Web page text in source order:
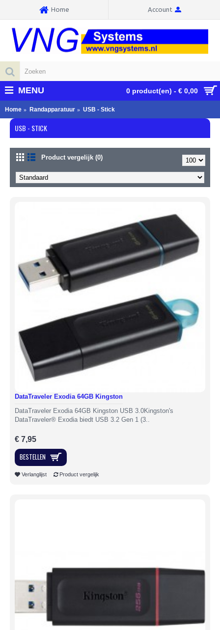
Home Account
0 product(en) - € 0,00
MENU
Home Randapparatuur USB - Stick
USB - STICK
Product vergelijk (0)
DataTraveler Exodia 64GB Kingston
DataTraveler Exodia 64GB Kingston USB 3.0Kingston's
DataTraveler® Exodia biedt USB 3.2 Gen 1 (3..
€ 7,95
BESTELLEN
Verlanglijst Product vergelijk